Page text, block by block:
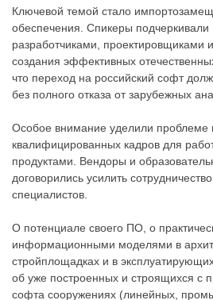
Ключевой темой стало
обеспечения. Спикеры
разработчиками, проектировщиками
создания эффективных
что переход на российский софт
без полного отказа от зарубежных
Особое внимание уделили проблеме
квалифицированных кадров для
продуктами. Вендоры и
договорились усилить
специалистов.
О потенциале своего ПО, о
информационными моделями в
стройплощадках и в
об уже построенных и строящихся с
софта сооружениях (линейных,